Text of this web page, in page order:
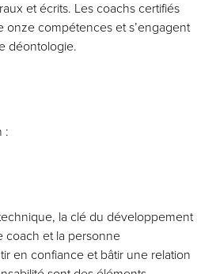
et écrits. Les coachs certifiés
onze compétences et s’engagent
déontologie.
:
la clé du développement
coach et la personne
en confiance et bâtir une relation